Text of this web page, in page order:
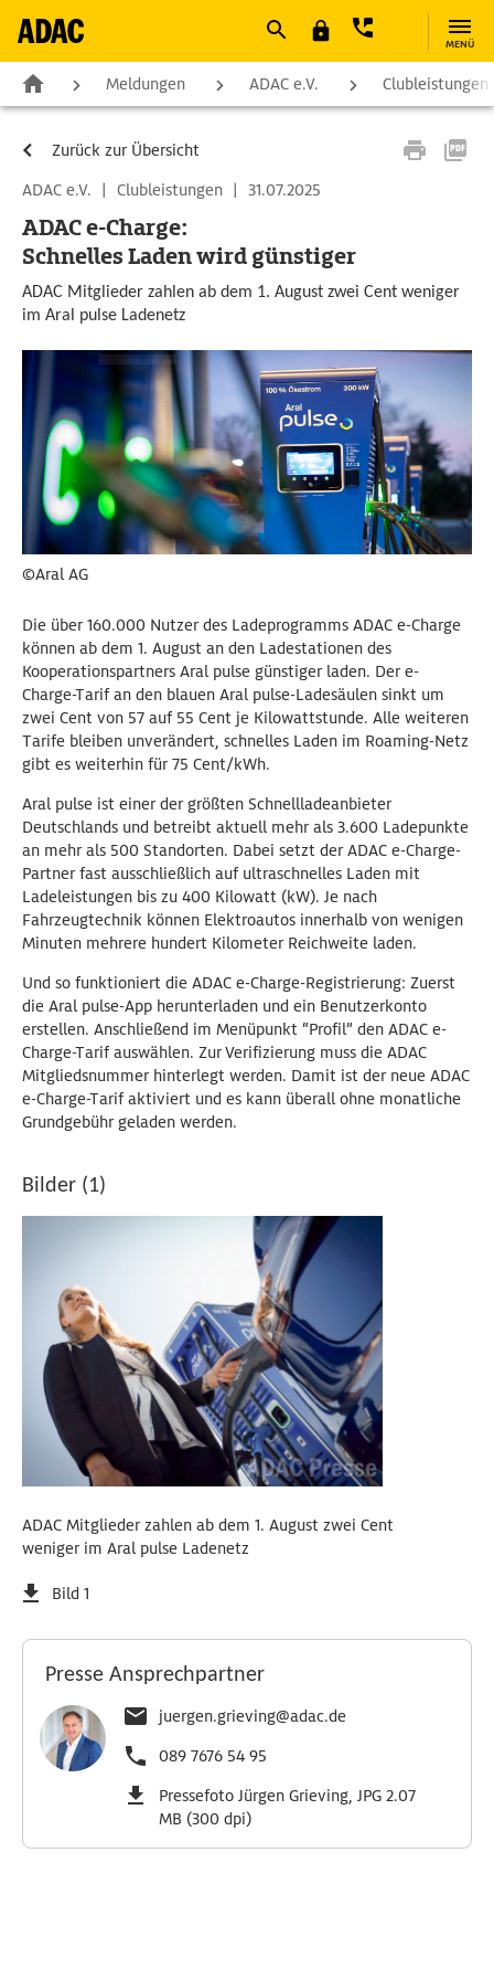
MENÜ
Meldungen ADAC e.V. Clubleistungen
Zurück zur Übersicht
ADAC e.V.
| Clubleistungen | 31.07.2025
ADAC e-Charge:
Schnelles Laden wird günstiger
ADAC Mitglieder zahlen ab dem 1. August zwei Cent weniger
im Aral pulse Ladenetz
©Aral AG
Die über 160.000 Nutzer des Ladeprogramms ADAC e-Charge
können ab dem 1. August an den Ladestationen des
Kooperationspartners Aral pulse günstiger laden. Der e-
Charge-Tarif an den blauen Aral pulse-Ladesäulen sinkt um
zwei Cent von 57 auf 55 Cent je Kilowattstunde. Alle weiteren
Tarife bleiben unverändert, schnelles Laden im Roaming-Netz
gibt es weiterhin für 75 Cent/kWh.
Aral pulse ist einer der größten Schnellladeanbieter
Deutschlands und betreibt aktuell mehr als 3.600 Ladepunkte
an mehr als 500 Standorten. Dabei setzt der ADAC e-Charge-
Partner fast ausschließlich auf ultraschnelles Laden mit
Ladeleistungen bis zu 400 Kilowatt (kW). Je nach
Fahrzeugtechnik können Elektroautos innerhalb von wenigen
Minuten mehrere hundert Kilometer Reichweite laden.
Und so funktioniert die ADAC e-Charge-Registrierung: Zuerst
die Aral pulse-App herunterladen und ein Benutzerkonto
erstellen. Anschließend im Menüpunkt “Profil” den ADAC e-
Charge-Tarif auswählen. Zur Verifizierung muss die ADAC
Mitgliedsnummer hinterlegt werden. Damit ist der neue ADAC
e-Charge-Tarif aktiviert und es kann überall ohne monatliche
Grundgebühr geladen werden.
Bilder (1)
ADAC Mitglieder zahlen ab dem 1. August zwei Cent
weniger im Aral pulse Ladenetz
Bild 1
Presse Ansprechpartner
juergen.grieving@adac.de
089 7676 54 95
Pressefoto Jürgen Grieving, JPG 2.07
MB (300 dpi)